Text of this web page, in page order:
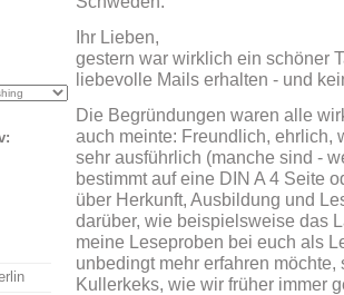
Ihr Lieben,
gestern war wirklich ein schöner
liebevolle Mails erhalten - und
Die Begründungen waren alle
auch meinte: Freundlich, ehrlich,
sehr ausführlich (manche sind -
bestimmt auf eine DIN A 4 Seite
über Herkunft, Ausbildung und
darüber, wie beispielsweise das
meine Leseproben bei euch als
unbedingt mehr erfahren
Kullerkeks, wie wir früher immer